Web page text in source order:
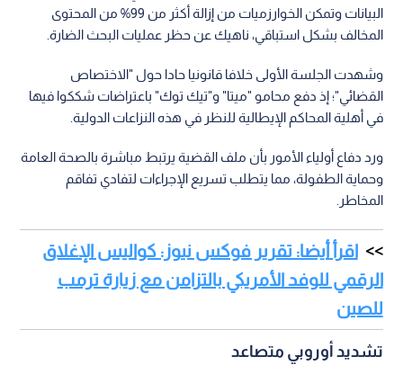
البيانات وتمكن الخوارزميات من إزالة أكثر من 99% من المحتوى
المخالف بشكل استباقي، ناهيك عن حظر عمليات البحث الضارة.
وشهدت الجلسة الأولى خلافا قانونيا حادا حول "الاختصاص
القضائي"؛ إذ دفع محامو "ميتا" و"تيك توك" باعتراضات شككوا فيها
في أهلية المحاكم الإيطالية للنظر في هذه النزاعات الدولية.
ورد دفاع أولياء الأمور بأن ملف القضية يرتبط مباشرة بالصحة العامة
وحماية الطفولة، مما يتطلب تسريع الإجراءات لتفادي تفاقم
المخاطر.
اقرأ أيضا: تقرير فوكس نيوز: كواليس الإغلاق
الرقمي للوفد الأمريكي بالتزامن مع زيارة ترمب
للصين
تشديد أوروبي متصاعد